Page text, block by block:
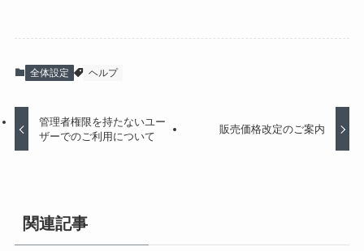
全体設定 ヘルプ
管理者権限を持たないユー
ザーでのご利用について
販売価格改定のご案内
関連記事